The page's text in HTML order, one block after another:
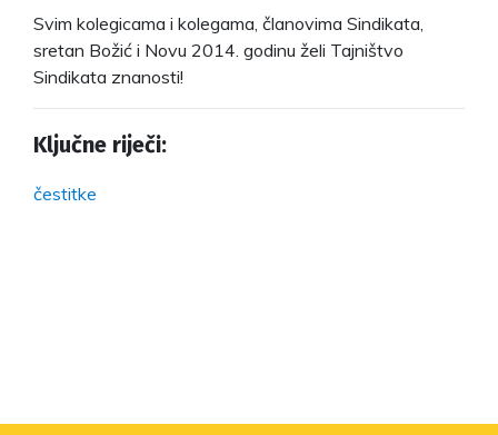
Svim kolegicama i kolegama, članovima Sindikata,
sretan Božić i Novu 2014. godinu želi Tajništvo
Sindikata znanosti!
Ključne riječi:
čestitke